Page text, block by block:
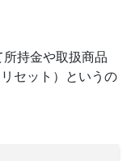
持金や取扱商品
セット）というの